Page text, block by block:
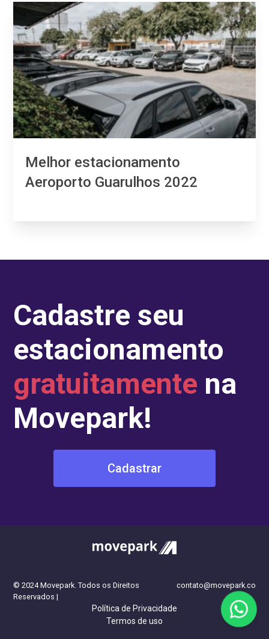
Melhor estacionamento
Aeroporto Guarulhos 2022
Cadastre seu
estacionamento
gratuitamente na
Movepark!
Cadastrar
© 2024 Movepark. Todos os Direitos
Reservados |
contato@movepark.co
Política de Privacidade
Termos de uso